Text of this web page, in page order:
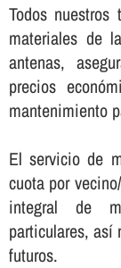
Todos
materiales de
antenas,
precios
mantenimiento
El servicio de
cuota por
integral de
particulares, así­
futuros.